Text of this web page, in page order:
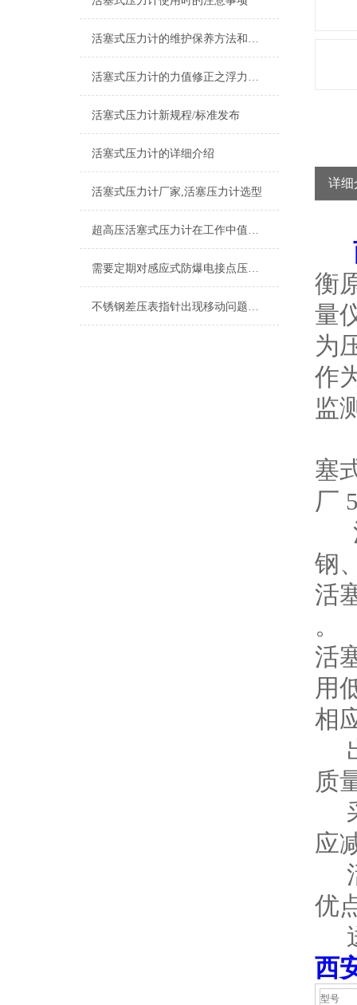
活塞式压力计的维护保养方法和其工作原理介绍
活塞式压力计的力值修正之浮力影响
活塞式压力计新规程/标准发布
活塞式压力计的详细介绍
活塞式压力计厂家,活塞压力计选型
超高压活塞式压力计在工作中值得注意的一些提示情况
需要定期对感应式防爆电接点压力表进行检修维护
不锈钢差压表指针出现移动问题不要担心，让我来为你解决
详细
衡
量
为
作
监
塞
厂
钢
活
。
活
用
相
质
应
优
西
型号